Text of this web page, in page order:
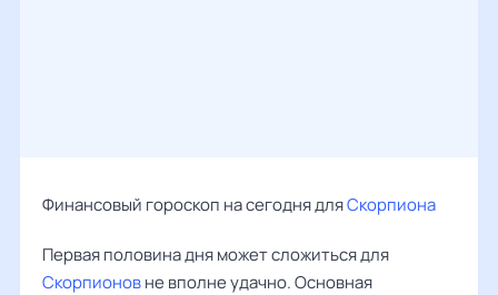
Финансовый гороскоп на сегодня дляСкорпиона
Первая половина дня может сложиться для
Скорпионовне вполне удачно. Основная